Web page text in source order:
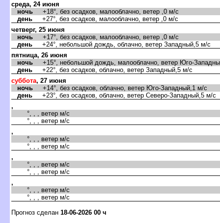
среда, 24 июня
ночь +18°, без осадков, малооблачно, ветер ,0 м/с
день +27°, без осадков, малооблачно, ветер ,0 м/с
четверг, 25 июня
ночь +17°, без осадков, малооблачно, ветер ,0 м/с
день +24°, небольшой дождь, облачно, ветер Западный,5 м/с
пятница, 26 июня
ночь +15°, небольшой дождь, малооблачно, ветер Юго-
день +22°, без осадков, облачно, ветер Западный,5 м/с
суббота, 27 июня
ночь +14°, без осадков, облачно, ветер Юго-Западный,1 м/с
день +23°, без осадков, облачно, ветер Северо-Западный,5 м/с
,
°, , , ветер м/с
°, , , ветер м/с
,
°, , , ветер м/с
°, , , ветер м/с
,
°, , , ветер м/с
°, , , ветер м/с
,
°, , , ветер м/с
°, , , ветер м/с
Прогноз сделан 18-06-2026 00 ч